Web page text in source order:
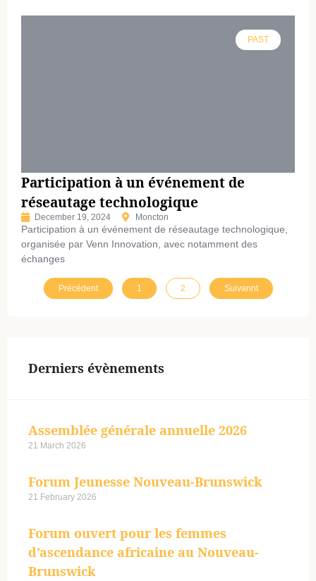
PAST
Participation à un événement de
réseautage technologique
December 19, 2024 Moncton
Participation à un événement de réseautage technologique,
organisée par Venn Innovation, avec notamment des
échanges
Précédent 1 2 Suivannt
Derniers évènements
Assemblée générale annuelle 2026
21 March 2026
Forum Jeunesse Nouveau-Brunswick
21 February 2026
Forum ouvert pour les femmes
d’ascendance africaine au Nouveau-
Brunswick